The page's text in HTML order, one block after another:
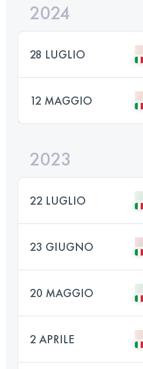
2024
28 LUGLIO
12 MAGGIO
2023
22 LUGLIO
23 GIUGNO
20 MAGGIO
2 APRILE